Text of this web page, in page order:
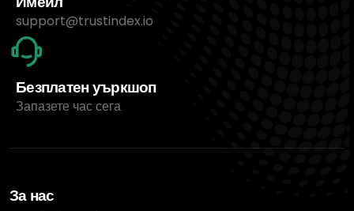
support@trustindex.io
Безплатен уъркшоп
Запазете час сега
За нас